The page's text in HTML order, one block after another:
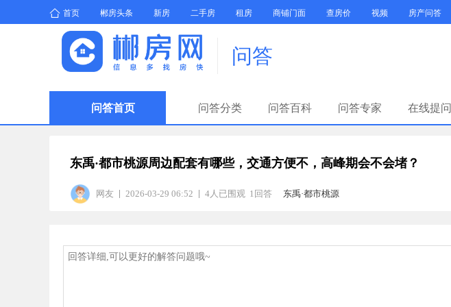
首页 郴房头条 新房 二手房 租房 商铺门面 查房价 视频 房产问答
问答
问答首页 问答分类 问答百科 问答专家 在线提问
东禹·都市桃源周边配套有哪些，交通方便不，高峰期会不会堵？
网友 2026-03-29 06:52 4人已围观 1回答 东禹·都市桃源